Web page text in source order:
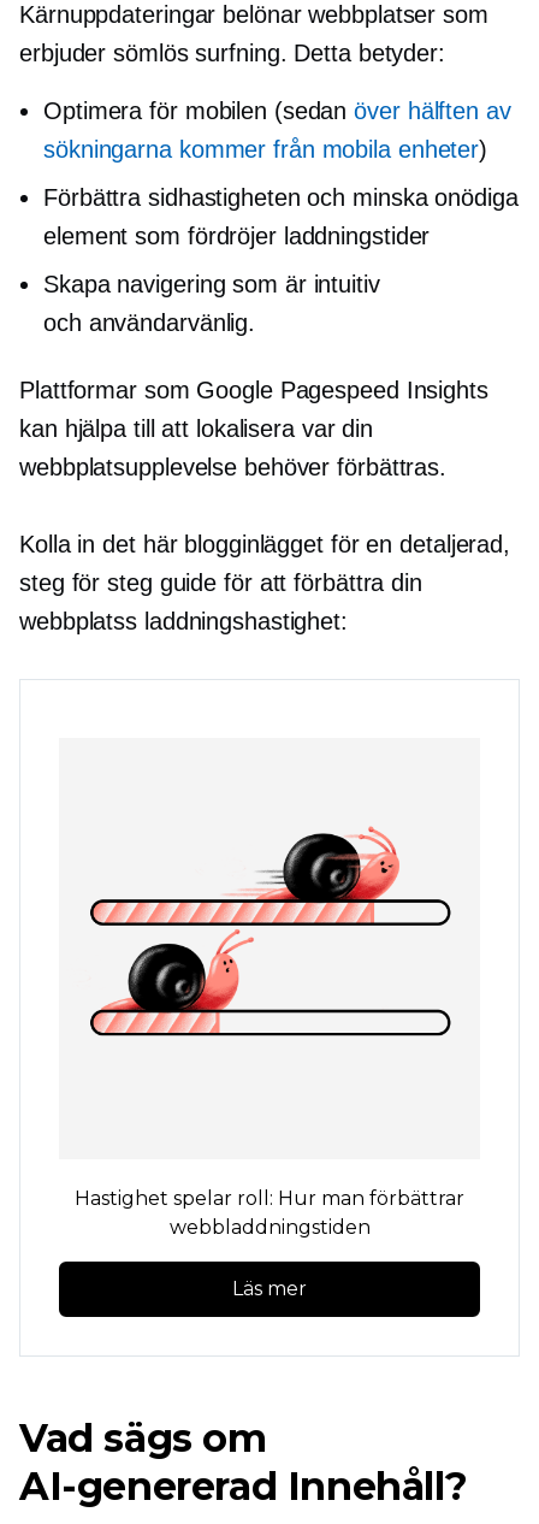
Kärnuppdateringar belönar webbplatser som
erbjuder sömlös surfning. Detta betyder:
Optimera för mobilen (sedanöver hälften av
sökningarna kommer från mobila enheter)
Förbättra sidhastigheten och minska onödiga
element som fördröjer laddningstider
Skapa navigering som är intuitiv
och användarvänlig.
Plattformar som Google Pagespeed Insights
kan hjälpa till att lokalisera var din
webbplatsupplevelse behöver förbättras.
Kolla in det här blogginlägget för en detaljerad,
steg för steg guide för att förbättra din
webbplatss laddningshastighet:
Hastighet spelar roll: Hur man förbättrar
webbladdningstiden
Läs mer
Vad sägs om
AI-genererad Innehåll?